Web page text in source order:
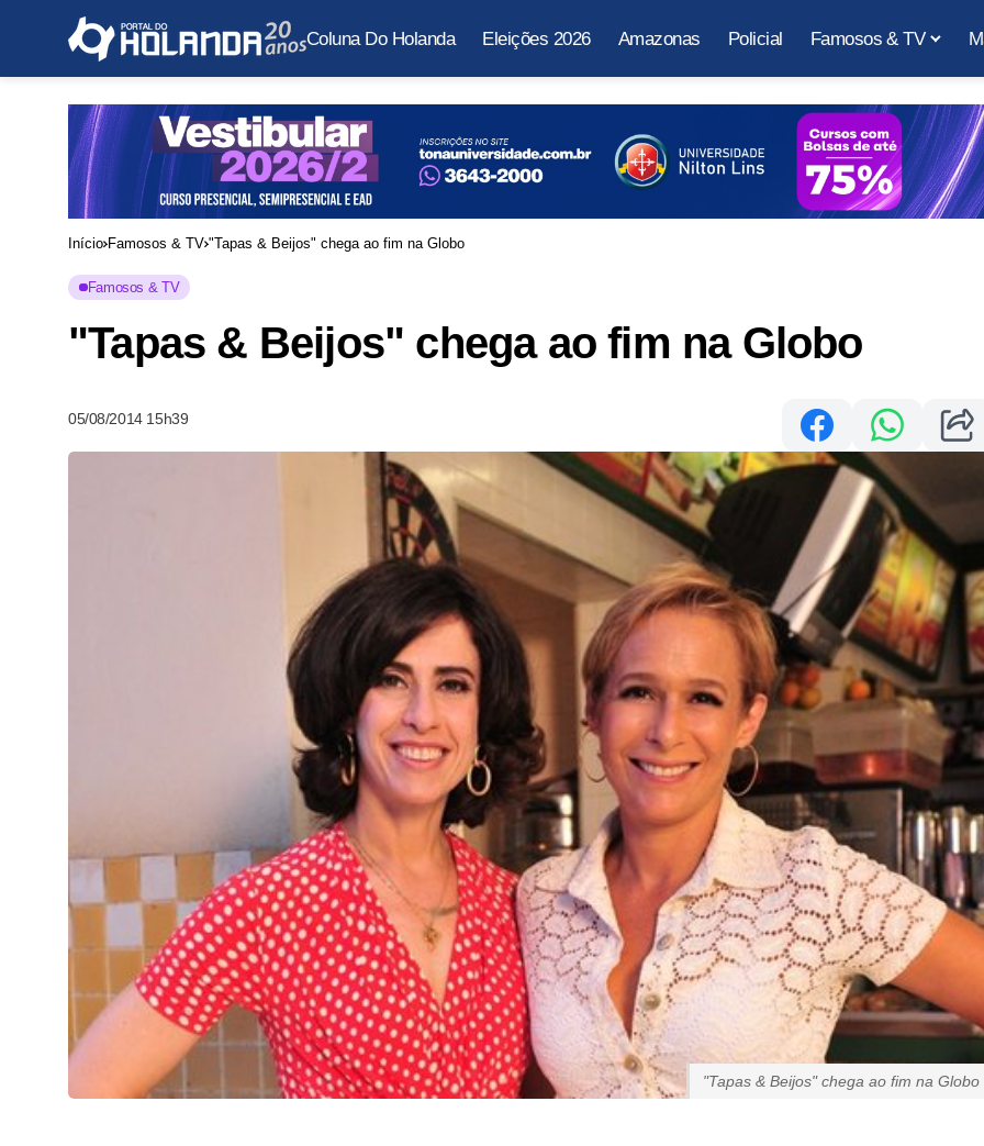
Coluna Do Holanda Eleições 2026 Amazonas Policial Famosos & TV
Início Famosos & TV "Tapas & Beijos" chega ao fim na Globo
Famosos & TV
"Tapas & Beijos" chega ao fim na Globo
05/08/2014 15h39
"Tapas & Beijos" chega ao fim na Globo